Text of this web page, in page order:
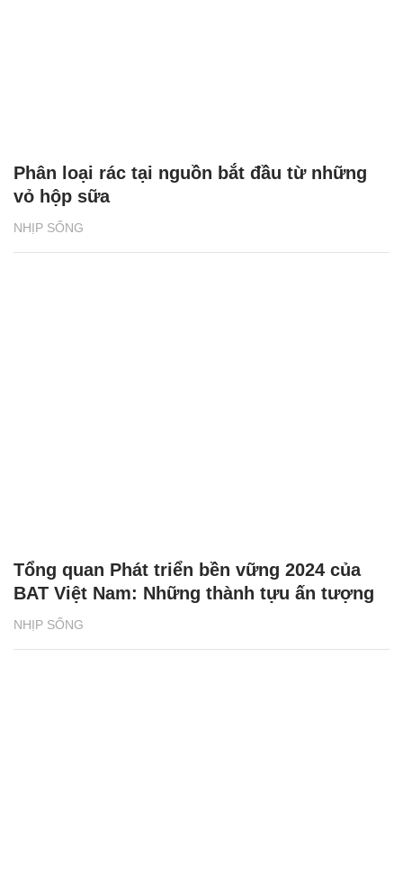
NHỊP SỐNG
Phân loại rác tại nguồn bắt đầu từ những
vỏ hộp sữa
NHỊP SỐNG
Tổng quan Phát triển bền vững 2024 của
BAT Việt Nam: Những thành tựu ấn tượng